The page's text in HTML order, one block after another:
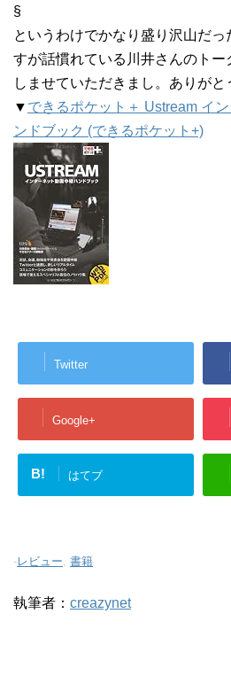
§
というわけでかなり盛り沢山だっ
すが話慣れている川井さんのト
しませていただきまし。ありがと
▼ できるポケット＋ Ustream イ
ンドブック (できるポケット+)
Twitter
Google+
B! はてブ
-レビュー, 書籍
執筆者： creazynet